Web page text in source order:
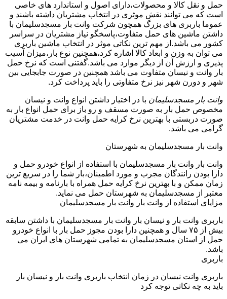
حمل و نقل کالا و محصولات،دارای اصول و استاندارد های خاصی
است که می توانند نقش موثری در انتخاب مشتریان داشته باشند و
عموما باربری های بزرگ همچون شرکت وانت بار مسجدسلیمان با
داشتن ماشین های حمل متفاوت،پاسخگو نیاز مشتریان در سراسر
کشور می باشد.از مهم ترین نکاتی موثر در انتخاب ماشین باربری
می توان به وزن و ابعاد کالا اشاره کرد،همچنین نوع بار،میزان آسیب
پذیری و ارزش آن از دیگر موارد می باشد.گفتنی است که نرخ حمل
بار وانت و نیسان متفاوت می باشد همچنین در صورت جابجایی بین
شهر و دورن شهر نیز نرخ متفاوتی را باید پرداخت کرد.
وانت بار مسجدسلیمان با در اختیار داشتن انواع وانت و نیسان
مخصوص حمل بار به صورت مسقف و رو باز برای حمل انواع بار به
صورت دربستی با بهترین نرخ کرایه حمل وانت در خدمت مشتریان
گرامی می باشد.
وانت بار مسجدسلیمان به شهرستان
وانت بار وانت بار مسجدسلیمان با استفاده از انواع خودرو حمل و
دارا بودن رانندگان مجرب و مورد اطمینان،بار شما را در سریع ترین
زمان ممکن و با بهترین نرخ کرایه حمل همراه با بارنامه و بیمه نامه
معتبر از مسجدسلیمان به شهرستان حمل می نماید.
مزایای استفاده از وانت بار وانت بار مسجدسلیمان
باربری وانت بار و نیسان بار وانت بار مسجدسلیمان با داشتن سابقه
بیش از ۷۵ سال و همچنین دارا بودن مجوز حمل بار با انواع خودرو
حمل از استان مسجدسلیمان به تمامی شهرستان های ایران می
باشد.
باربری
باربری وانت نیسان در زمان انتخاب باربری وانت بار و نیسان بار
باید به چه نکاتی توجه کرد